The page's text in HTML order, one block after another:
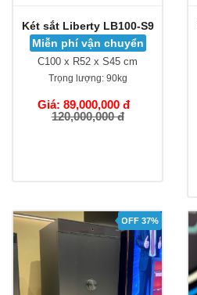
Két sắt Liberty LB100-S9
Miễn phí vận chuyển
C100 x R52 x S45 cm
Trọng lượng:90kg
Giá: 89,000,000 đ
120,000,000 đ
OFF 37%